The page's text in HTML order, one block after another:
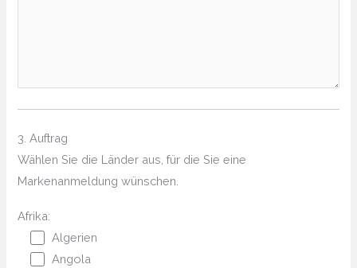
3. Auftrag
Wählen Sie die Länder aus, für die Sie eine
Markenanmeldung wünschen.
Afrika:
Algerien
Angola